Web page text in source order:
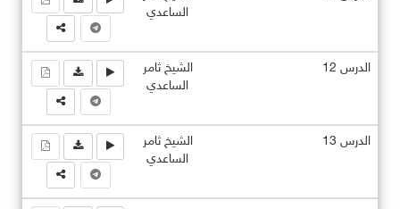
الساعدي
الدرس 12
الشيخ ثامر
الساعدي
الدرس 13
الشيخ ثامر
الساعدي